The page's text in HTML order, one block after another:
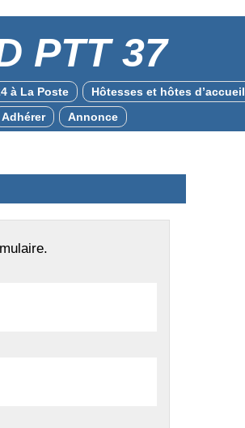
PTT 37
à La Poste Hôtesses et hôtes d’accueil
Adhérer Annonce